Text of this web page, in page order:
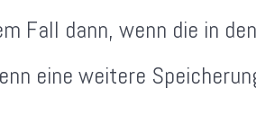
Fall dann, wenn die in
eine weitere